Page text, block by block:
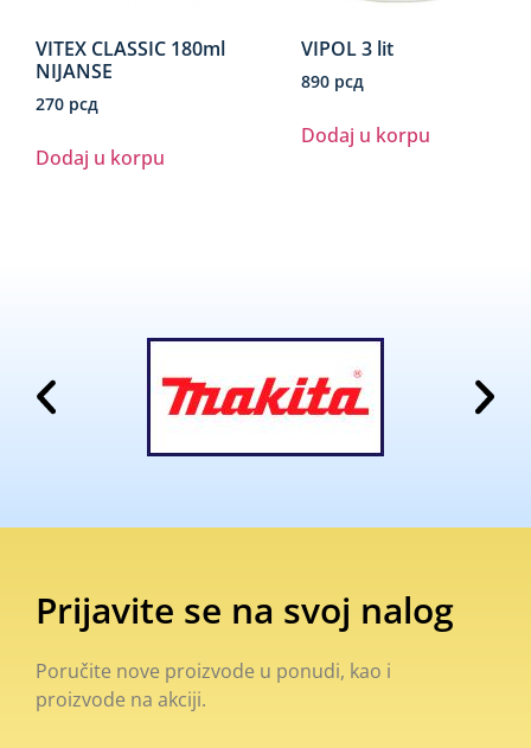
VITEX CLASSIC 180ml
NIJANSE
270 рсд
Dodaj u korpu
VIPOL 3 lit
890 рсд
Dodaj u korpu
Prijavite se na svoj nalog
Poručite nove proizvode u ponudi, kao i
proizvode na akciji.